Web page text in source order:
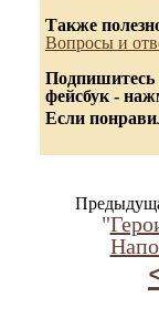
Также
Вопросы и
Подпишитесь
фейсбук -
Если
"